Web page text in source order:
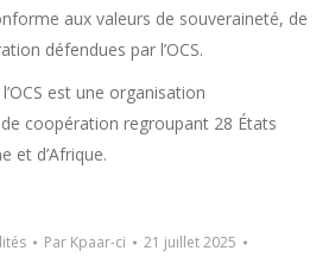
aux valeurs de souveraineté, de
défendues par l’OCS.
est une organisation
coopération regroupant 28 États
et d’Afrique.
Par Kpaar-ci
21 juillet 2025